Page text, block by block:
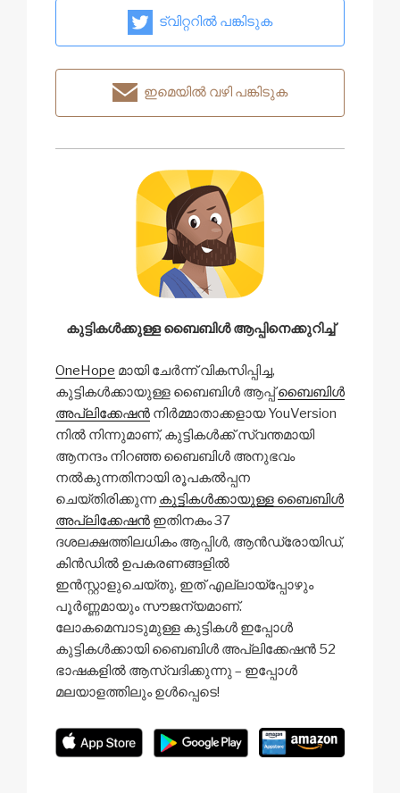
ട്വിറ്ററിൽ പങ്കിടുക
ഇമെയിൽ വഴി പങ്കിടുക
കുട്ടികൾക്കുള്ള ബൈബിൾ ആപ്പിനെക്കുറിച്ച്
OneHope മായി ചേർന്ന് വികസിപ്പിച്ച,
കുട്ടികൾക്കായുള്ള ബൈബിൾ ആപ്പ്ബൈബിൾ
അപ്ലിക്കേഷൻ നിർമ്മാതാക്കളായ YouVersion
നിൽ നിന്നുമാണ്, കുട്ടികൾക്ക് സ്വന്തമായി
ആനന്ദം നിറഞ്ഞ ബൈബിൾ അനുഭവം
നൽകുന്നതിനായി രൂപകൽപ്പന
ചെയ്‌തിരിക്കുന്ന കുട്ടികൾക്കായുള്ള ബൈബിൾ
അപ്ലിക്കേഷൻ ഇതിനകം 37
ദശലക്ഷത്തിലധികം ആപ്പിൾ, ആൻഡ്രോയിഡ്,
കിൻഡിൽ ഉപകരണങ്ങളിൽ
ഇൻസ്റ്റാളുചെയ്‌തു, ഇത് എല്ലായ്പ്പോഴും
പൂർണ്ണമായും സൗജന്യമാണ്.
ലോകമെമ്പാടുമുള്ള കുട്ടികൾ ഇപ്പോൾ
കുട്ടികൾക്കായി ബൈബിൾ അപ്ലിക്കേഷൻ 52
ഭാഷകളിൽ ആസ്വദിക്കുന്നു – ഇപ്പോൾ
മലയാളത്തിലും ഉൾപ്പെടെ!